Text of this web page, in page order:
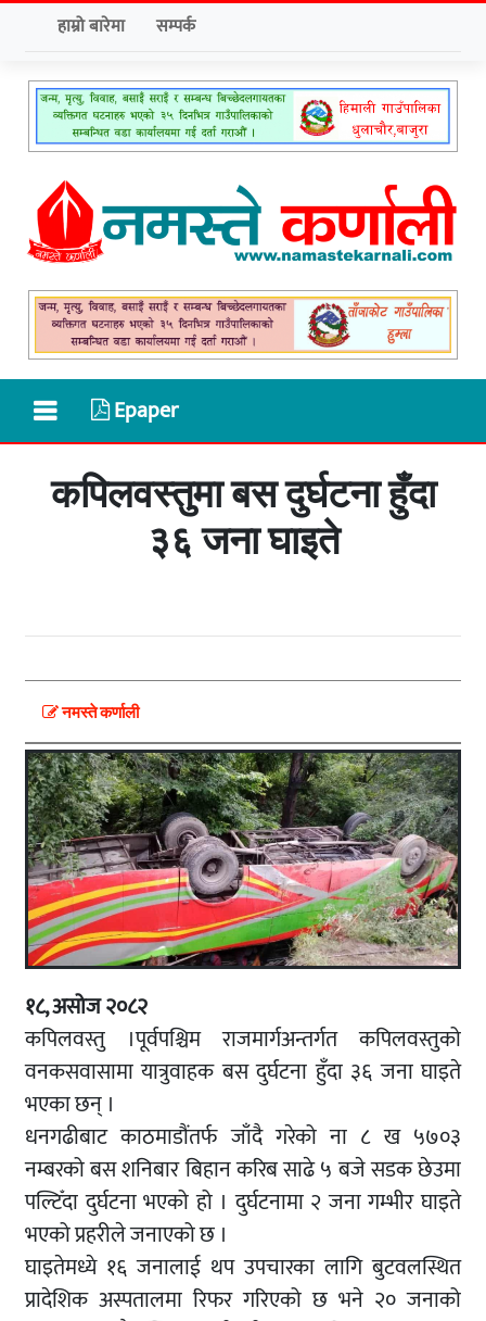
हाम्रो बारेमा सम्पर्क
Epaper
कपिलवस्तुमा बस दुर्घटना हुँदा
३६ जना घाइते
नमस्ते कर्णाली
१८, असोज २०८२
कपिलवस्तु ।पूर्वपश्चिम राजमार्गअन्तर्गत कपिलवस्तुको
वनकसवासामा यात्रुवाहक बस दुर्घटना हुँदा ३६ जना घाइते
भएका छन् ।
धनगढीबाट काठमाडौंतर्फ जाँदै गरेको ना ८ ख ५७०३
नम्बरको बस शनिबार बिहान करिब साढे ५ बजे सडक छेउमा
पल्टिँदा दुर्घटना भएको हो । दुर्घटनामा २ जना गम्भीर घाइते
भएको प्रहरीले जनाएको छ ।
घाइतेमध्ये १६ जनालाई थप उपचारका लागि बुटवलस्थित
प्रादेशिक अस्पतालमा रिफर गरिएको छ भने २० जनाको